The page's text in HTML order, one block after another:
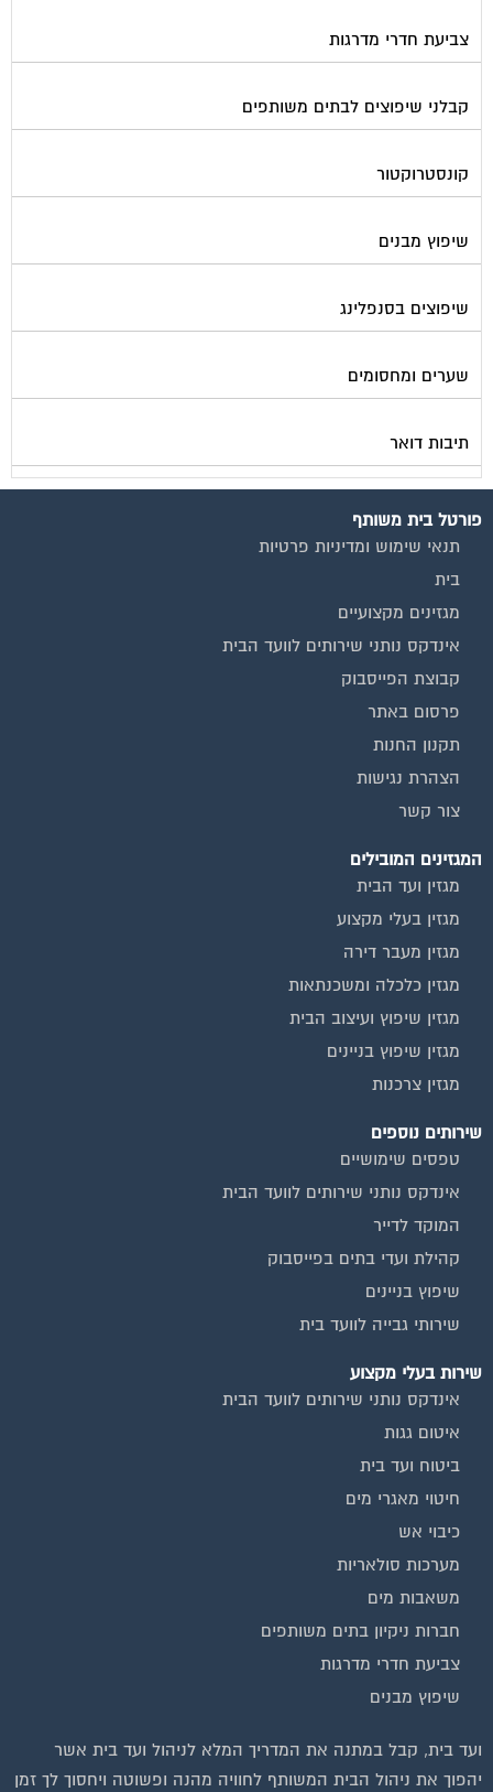
צביעת חדרי מדרגות
קבלני שיפוצים לבתים משותפים
קונסטרוקטור
שיפוץ מבנים
שיפוצים בסנפלינג
שערים ומחסומים
תיבות דואר
פורטל בית משותף
תנאי שימוש ומדיניות פרטיות
בית
מגזינים מקצועיים
אינדקס נותני שירותים לוועד הבית
קבוצת הפייסבוק
פרסום באתר
תקנון החנות
הצהרת נגישות
צור קשר
המגזינים המובילים
מגזין ועד הבית
מגזין בעלי מקצוע
מגזין מעבר דירה
מגזין כלכלה ומשכנתאות
מגזין שיפוץ ועיצוב הבית
מגזין שיפוץ בניינים
מגזין צרכנות
שירותים נוספים
טפסים שימושיים
אינדקס נותני שירותים לוועד הבית
המוקד לדייר
קהילת ועדי בתים בפייסבוק
שיפוץ בניינים
שירותי גבייה לוועד בית
שירות בעלי מקצוע
אינדקס נותני שירותים לוועד הבית
איטום גגות
ביטוח ועד בית
חיטוי מאגרי מים
כיבוי אש
מערכות סולאריות
משאבות מים
חברות ניקיון בתים משותפים
צביעת חדרי מדרגות
שיפוץ מבנים
ועד בית, קבל במתנה את המדריך המלא לניהול ועד בית אשר
יהפוך את ניהול הבית המשותף לחוויה מהנה ופשוטה ויחסוך לך זמן